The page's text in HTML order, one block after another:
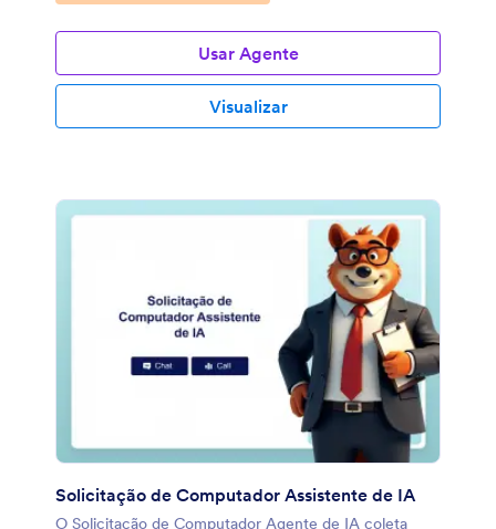
Usar Agente
Visualizar
Solicitação de Computador Assistente de IA
O Solicitação de Computador Agente de IA coleta